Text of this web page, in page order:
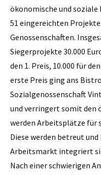
ökonomische und
51 eingereichten
Genossenschaften.
Siegerprojekte 30.000
den 1. Preis, 10.000 für
erste Preis ging ans
Sozialgenossenschaft
und verringert somit den
werden Arbeitsplätze für
Diese werden betreut
Arbeitsmarkt integriert
Nach einer schwierigen